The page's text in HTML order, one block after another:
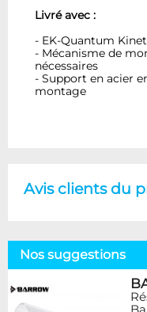
Livré avec :
- EK-Quantum
- Mécanisme de
nécessaires
- Support en acier
montage
Avis clients du
Nos suggestions